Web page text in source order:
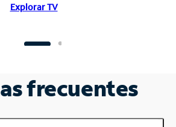
Explorar TV
frecuentes